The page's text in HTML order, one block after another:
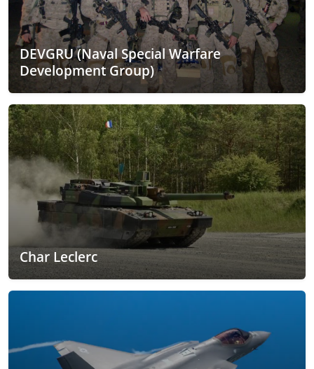
DEVGRU (Naval Special Warfare
Development Group)
Char Leclerc